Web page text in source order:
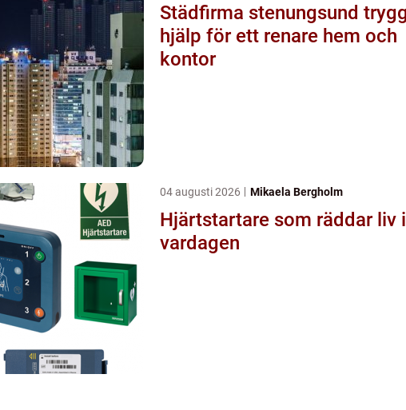
Städfirma stenungsund trygg
hjälp för ett renare hem och
kontor
04 augusti 2026 Mikaela Bergholm
Hjärtstartare som räddar liv i
vardagen